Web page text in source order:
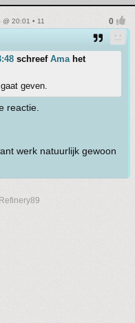
20:01 • 11
schreef Amahet
geven.
reactie.
werk natuurlijk gewoon